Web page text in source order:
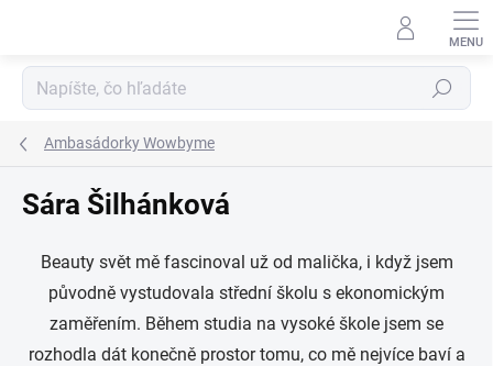
Hľadať
Ambasádorky Wowbyme
Sára Šilhánková
Beauty svět mě fascinoval už od malička, i když jsem
původně vystudovala střední školu s ekonomickým
zaměřením. Během studia na vysoké škole jsem se
rozhodla dát konečně prostor tomu, co mě nejvíce baví a